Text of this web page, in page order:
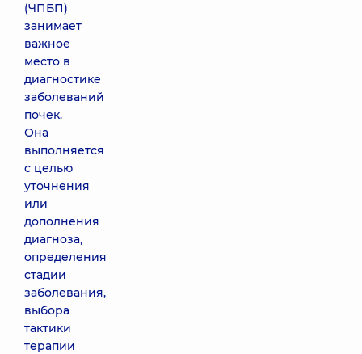
(ЧПБП)
занимает
важное
место в
диагностике
заболеваний
почек.
Она
выполняется
с целью
уточнения
или
дополнения
диагноза,
определения
стадии
заболевания,
выбора
тактики
терапии